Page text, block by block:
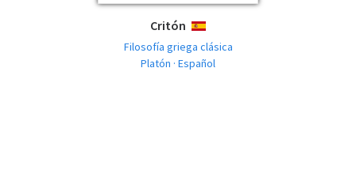
Critón ESPAÑOL
Filosofía griega clásica
Platón · Español